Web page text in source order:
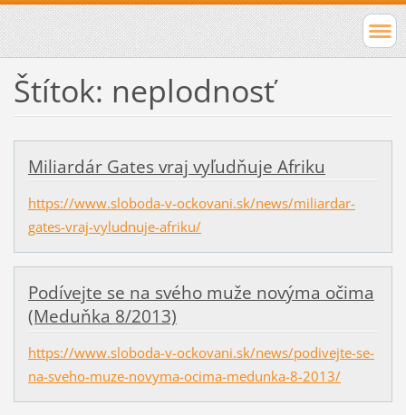
Štítok: neplodnosť
Miliardár Gates vraj vyľudňuje Afriku
https://www.sloboda-v-ockovani.sk/news/miliardar-
gates-vraj-vyludnuje-afriku/
Podívejte se na svého muže novýma očima
(Meduňka 8/2013)
https://www.sloboda-v-ockovani.sk/news/podivejte-se-
na-sveho-muze-novyma-ocima-medunka-8-2013/